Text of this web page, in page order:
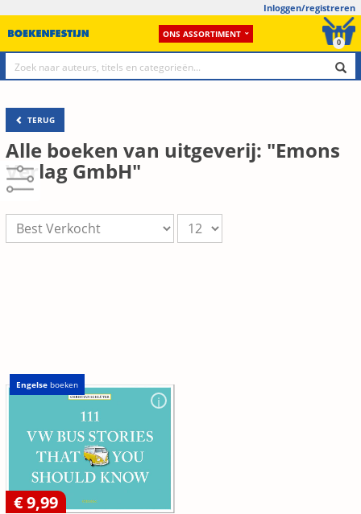
Inloggen/registreren
ONS ASSORTIMENT
0
TERUG
Alle boeken van uitgeverij: "Emons
Verlag GmbH"
Engelseboeken
€ 9,99